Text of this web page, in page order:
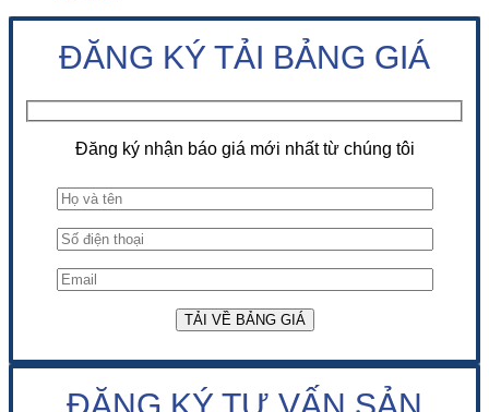
ĐĂNG KÝ TẢI BẢNG GIÁ
Đăng ký nhận báo giá mới nhất từ chúng tôi